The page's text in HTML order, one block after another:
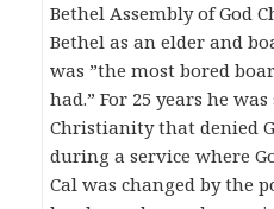
Bethel Assembly of God
Bethel as an elder and
was ”the most bored
had.” For 25 years he
Christianity that denied
during a service where
Cal was changed by the